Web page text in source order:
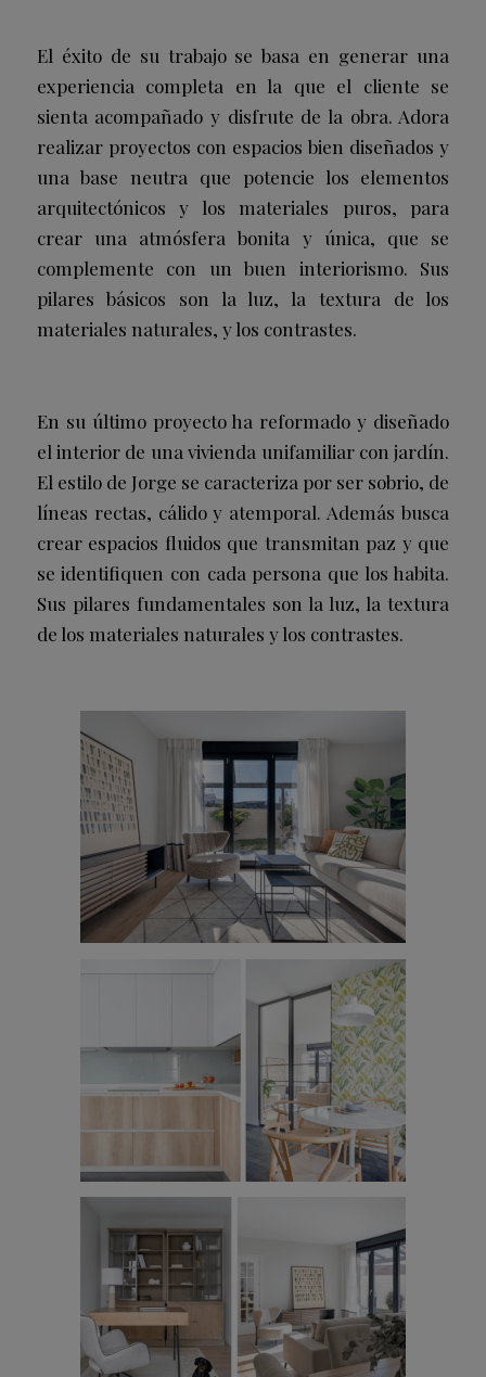
El éxito de su trabajo se basa en generar una
experiencia completa en la que el cliente se
sienta acompañado y disfrute de la obra. Adora
realizar proyectos con espacios bien diseñados y
una base neutra que potencie los elementos
arquitectónicos y los materiales puros, para
crear una atmósfera bonita y única, que se
complemente con un buen interiorismo. Sus
pilares básicos son la luz, la textura de los
materiales naturales, y los contrastes.
En su último proyecto ha reformado y diseñado
el interior de una vivienda unifamiliar con jardín.
El estilo de Jorge se caracteriza por ser sobrio, de
líneas rectas, cálido y atemporal. Además busca
crear espacios fluidos que transmitan paz y que
se identifiquen con cada persona que los habita.
Sus pilares fundamentales son la luz, la textura
de los materiales naturales y los contrastes.